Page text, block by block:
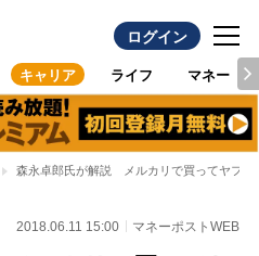
ログイン
キャリア ライフ マネー
森永卓郎氏が解説 メルカリで買ってヤフオ
2018.06.11 15:00 マネーポストWEB